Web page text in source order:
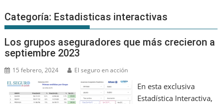
Categoría: Estadisticas interactivas
Los grupos aseguradores que más crecieron a
septiembre 2023
15 febrero, 2024 El seguro en acción
En esta exclusiva
Estadística Interactiva,